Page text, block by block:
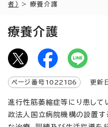
者）
> 療養介護
療養介護
ページ番号 1022186 更新
進行性筋萎縮症等にり患して
政法人国立病院機構の設置す